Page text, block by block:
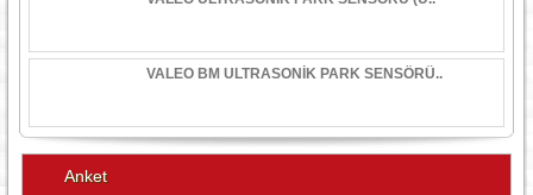
VALEO BM ULTRASONİK PARK SENSÖRÜ..
Anket